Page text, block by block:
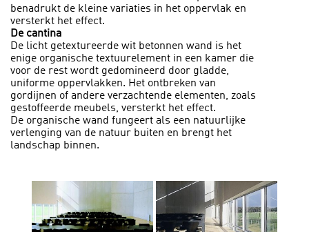
benadrukt de kleine variaties in het oppervlak en
versterkt het effect.
De cantina
De licht getextureerde wit betonnen wand is het
enige organische textuurelement in een kamer die
voor de rest wordt gedomineerd door gladde,
uniforme oppervlakken. Het ontbreken van
gordijnen of andere verzachtende elementen, zoals
gestoffeerde meubels, versterkt het effect.
De organische wand fungeert als een natuurlijke
verlenging van de natuur buiten en brengt het
landschap binnen.